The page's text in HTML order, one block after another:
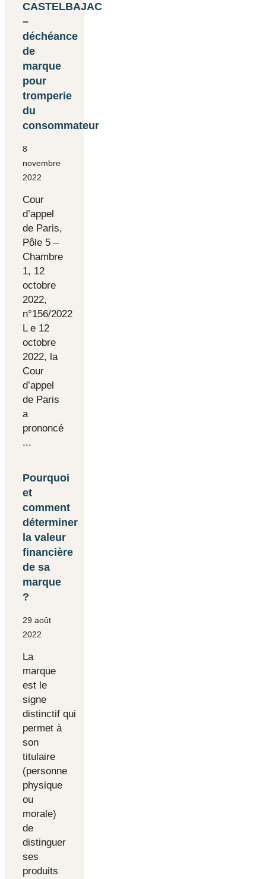
CASTELBAJAC
–
déchéance
de
marque
pour
tromperie
du
consommateur
8
novembre
2022
Cour
d’appel
de Paris,
Pôle 5 –
Chambre
1, 12
octobre
2022,
n°156/2022
L e 12
octobre
2022, la
Cour
d’appel
de Paris
a
prononcé
...
Pourquoi
et
comment
déterminer
la valeur
financière
de sa
marque
?
29 août
2022
La
marque
est le
signe
distinctif qui
permet à
son
titulaire
(personne
physique
ou
morale)
de
distinguer
ses
produits